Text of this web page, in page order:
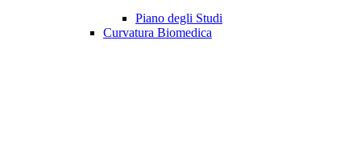
Piano degli Studi
Curvatura Biomedica